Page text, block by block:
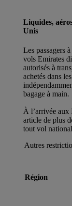
Liquides,
Unis
Les passagers
vols Emirates
autorisés à
achetés dans
bagage à main.
À l’arrivée aux
article de plus
tout vol
Autres
Région